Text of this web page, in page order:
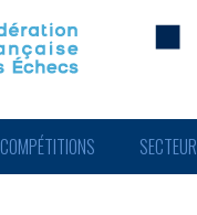
COMPÉTITIONS